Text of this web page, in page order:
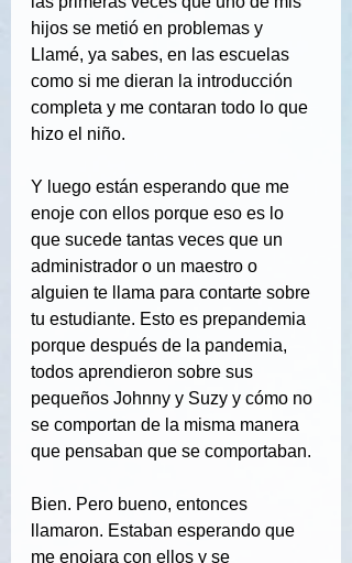
hijos se metió en problemas y
Llamé, ya sabes, en las escuelas
como si me dieran la introducción
completa y me contaran todo lo que
hizo el niño.
Y luego están esperando que me
enoje con ellos porque eso es lo
que sucede tantas veces que un
administrador o un maestro o
alguien te llama para contarte sobre
tu estudiante. Esto es prepandemia
porque después de la pandemia,
todos aprendieron sobre sus
pequeños Johnny y Suzy y cómo no
se comportan de la misma manera
que pensaban que se comportaban.
Bien. Pero bueno, entonces
llamaron. Estaban esperando que
me enojara con ellos y se